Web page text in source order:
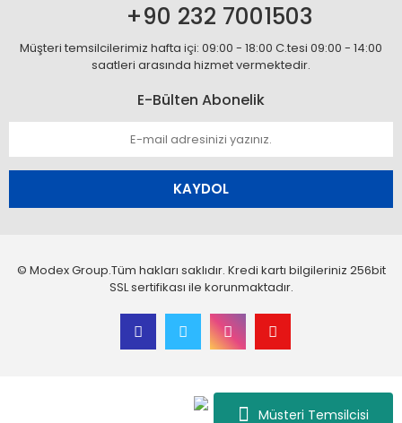
Müsteri Temsilcisi
+90 232 7001503
Müşteri temsilcilerimiz hafta içi: 09:00 - 18:00 C.tesi 09:00 - 14:00
saatleri arasında hizmet vermektedir.
E-Bülten Abonelik
KAYDOL
© Modex Group.Tüm hakları saklıdır. Kredi kartı bilgileriniz 256bit
SSL sertifikası ile korunmaktadır.